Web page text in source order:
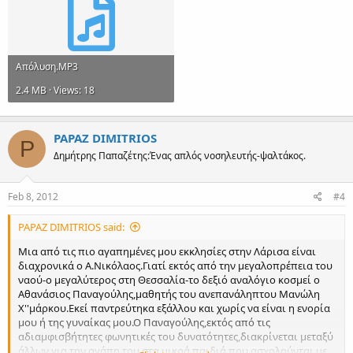
Απόλυση.MP3
2.4 MB · Views: 18
P PAPAZ DIMITRIOS
Δημήτρης Παπαζέτης:Ένας απλός νοσηλευτής-ψαλτάκος.
Feb 8, 2012 #4
PAPAZ DIMITRIOS said:
Μια από τις πιο αγαπημένες μου εκκλησίες στην Λάρισα είναι
διαχρονικά ο Α.Νικόλαος.Γιατί εκτός από την μεγαλοπρέπεια του
ναού-ο μεγαλύτερος στη Θεσσαλία-το δεξιό αναλόγιο κοσμεί ο
Αθανάσιος Παναγούλης,μαθητής του ανεπανάληπτου Μανώλη
Χ''μάρκου.Εκεί παντρεύτηκα εξάλλου και χωρίς να είναι η ενορία
μου ή της γυναίκας μου.Ο Παναγούλης,εκτός από τις
αδιαμφισβήτητες φωνητικές του δυνατότητες,διακρίνεται μεταξύ